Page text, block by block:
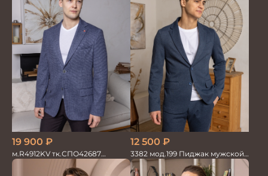
19 900 ₽
м.R4912KV тк.СПО42687
Пиджак мужской
12 500 ₽
3382 мод.199 Пиджак мужской
син.меланж трикотаж